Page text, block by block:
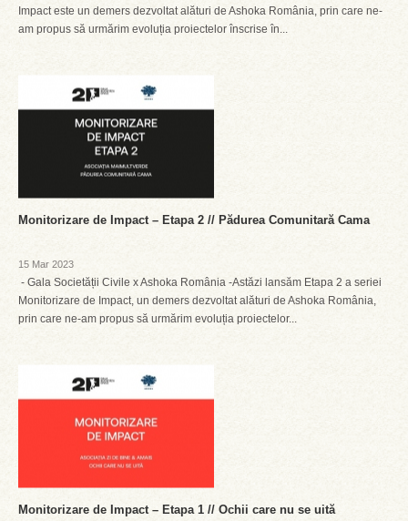
Impact este un demers dezvoltat alături de Ashoka România, prin care ne-
am propus să urmărim evoluția proiectelor înscrise în...
Monitorizare de Impact – Etapa 2 // Pădurea Comunitară Cama
15 Mar 2023
- Gala Societății Civile x Ashoka România -Astăzi lansăm Etapa 2 a seriei
Monitorizare de Impact, un demers dezvoltat alături de Ashoka România,
prin care ne-am propus să urmărim evoluția proiectelor...
Monitorizare de Impact – Etapa 1 // Ochii care nu se uită